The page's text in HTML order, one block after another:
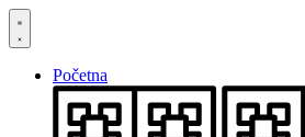
Skočite
na
Početna